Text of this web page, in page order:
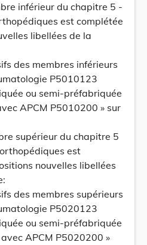
inférieur du chapitre 5 -
est complétée
libellées de la
des membres inférieurs
P5010123
ou semi-préfabriquée
APCM P5010200 » sur
supérieur du chapitre 5
est
nouvelles libellées
des membres supérieurs
P5020123
ou semi-préfabriquée
APCM P5020200 »